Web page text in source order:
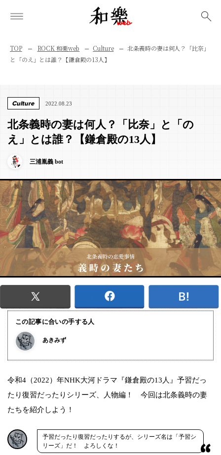
TOP ROCK 和樂web Culture
北条義時の妻は何人？「比奈」
と「のえ」とは誰？【鎌倉殿の13人】
Culture 2022.08.23
北条義時の妻は何人？「比奈」と「の
え」とは誰？【鎌倉殿の13人】
三浦胤義 bot
この記事に合いの手する人
あきみず
令和4（2022）年NHK大河ドラマ『鎌倉殿の13人』予習だっ
たり復習だったりシリーズ、人物編！ 今回は北条義時の妻
たちを紹介しよう！
予習だったり復習だったりするが、シリーズ名は「予習シ
リーズ」だ！ よろしくな！